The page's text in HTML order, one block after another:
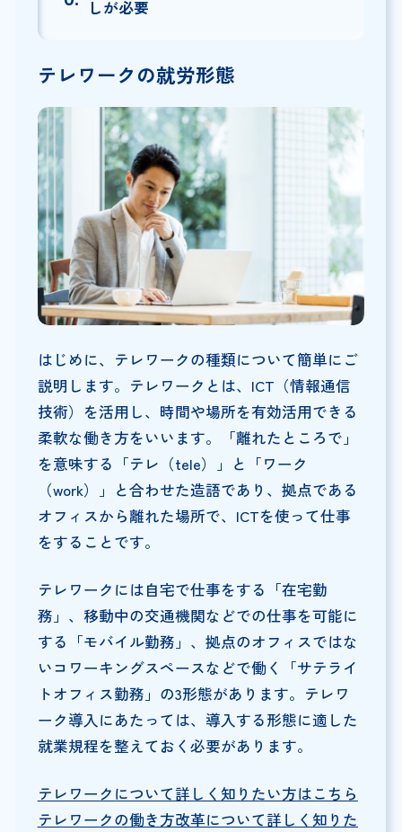
しが必要
テレワークの就労形態
はじめに、テレワークの種類について簡単にご
説明します。テレワークとは、ICT（情報通信
技術）を活用し、時間や場所を有効活用できる
柔軟な働き方をいいます。「離れたところで」
を意味する「テレ（tele）」と「ワーク
（work）」と合わせた造語であり、拠点である
オフィスから離れた場所で、ICTを使って仕事
をすることです。
テレワークには自宅で仕事をする「在宅勤
務」、移動中の交通機関などでの仕事を可能に
する「モバイル勤務」、拠点のオフィスではな
いコワーキングスペースなどで働く「サテライ
トオフィス勤務」の3形態があります。テレワ
ーク導入にあたっては、導入する形態に適した
就業規程を整えておく必要があります。
テレワークについて詳しく知りたい方はこちら
テレワークの働き方改革について詳しく知りた